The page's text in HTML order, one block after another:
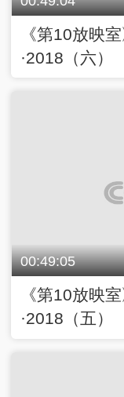
《第10放映
·2018（六）
00:49:05
《第10放映
·2018（五）